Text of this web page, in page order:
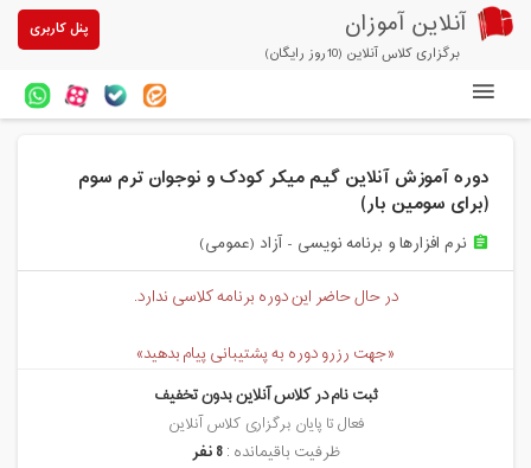
آنلاین آموزان
برگزاری کلاس آنلاین (10روز رایگان)
پنل کاربری
آزمون های آنلاین
مقالات آنلاین آموزان
خرید سرویس کلاس آنلاین
تخفیفهای مشارکتی
درباره ما
دوره آموزش آنلاین گیم میکر کودک و نوجوان ترم سوم
(برای سومین بار)
assignment نرم افزارها و برنامه نویسی - آزاد (عمومی)
در حال حاضر این دوره برنامه کلاسی ندارد.
«جهت رزرو دوره به پشتیبانی پیام بدهید»
ثبت نام در کلاس آنلاین بدون تخفیف
فعال تا پایان برگزاری کلاس آنلاین
ظرفیت باقیمانده :8 نفر